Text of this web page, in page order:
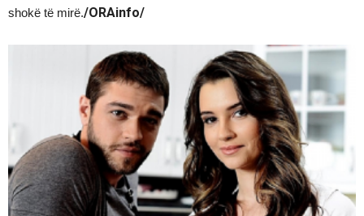
shokë të mirë./ORAinfo/